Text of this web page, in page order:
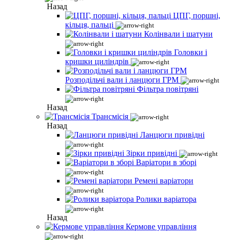
Назад
ЦПГ, поршні,
кільця, пальці
Колінвали і шатуни
Головки і
кришки циліндрів
Розподільчі вали і ланцюги ГРМ
Фільтра повітряні
Назад
Трансмісія
Назад
Ланцюги привідні
Зірки привідні
Варіатори в зборі
Ремені варіатори
Ролики варіатора
Назад
Кермове управління